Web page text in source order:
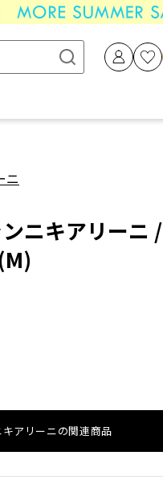
ニ
ニキアリーニ /
アリーニの関連商品